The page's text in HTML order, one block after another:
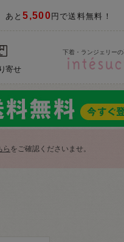
あと5,500 円で送料無料！
寄せ
下着・ランジェリー
ら をご確認くださいませ。